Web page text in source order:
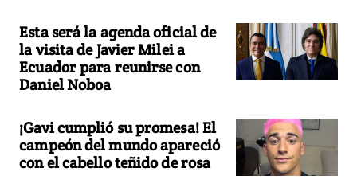
Esta será la agenda oficial de
la visita de Javier Milei a
Ecuador para reunirse con
Daniel Noboa
¡Gavi cumplió su promesa! El
campeón del mundo apareció
con el cabello teñido de rosa